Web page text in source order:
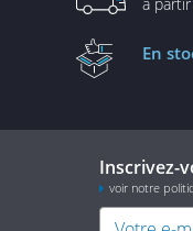
En
Inscrivez-
voir notre